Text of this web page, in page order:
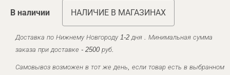
В наличии НАЛИЧИЕ В МАГАЗИНАХ
Доставка по Нижнему Новгороду 1-2 дня . Минимальная сумма
заказа при доставке - 2500 руб.
Самовывоз возможен в тот же день, если товар есть в выбранном